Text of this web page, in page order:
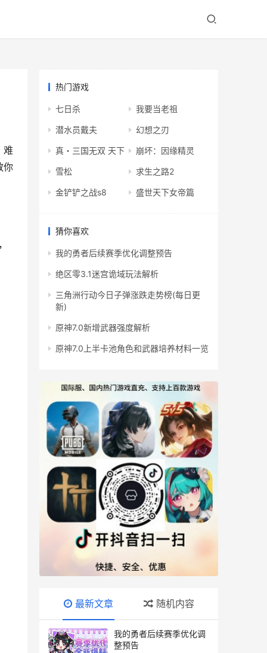
难
你
热门游戏
七日杀 我要当老祖
潜水员戴夫 幻想之刃
真・三国无双 天下 崩坏：因缘精灵
雪松 求生之路2
金铲铲之战s8 盛世天下女帝篇
猜你喜欢
我的勇者后续赛季优化调整预告
绝区零3.1迷宫诡域玩法解析
三角洲行动今日子弹涨跌走势榜(每日更
新)
原神7.0新增武器强度解析
原神7.0上半卡池角色和武器培养材料一览
最新文章 随机内容
我的勇者后续赛季优化调
整预告